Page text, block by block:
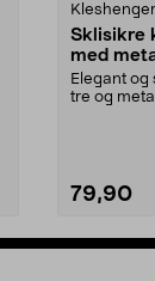
Sklisikre
med
Elegant og
tre og
79,90